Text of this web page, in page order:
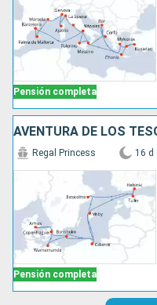
Pensión completa
Pensión completa
Regal Princess 16 d